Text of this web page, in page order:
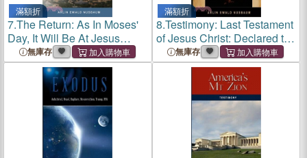
滿額折
7.The Return: As In Moses'
Day, It Will Be At Jesus
Christ's Coming: As In
Moses' Day, It Will Be At
Jesus Christ's Coming
無庫存
滿額折
8.Testimony: Last Testament
of Jesus Christ: Declared the
Son of God with Power by
His Resurrection - Romans
無庫存